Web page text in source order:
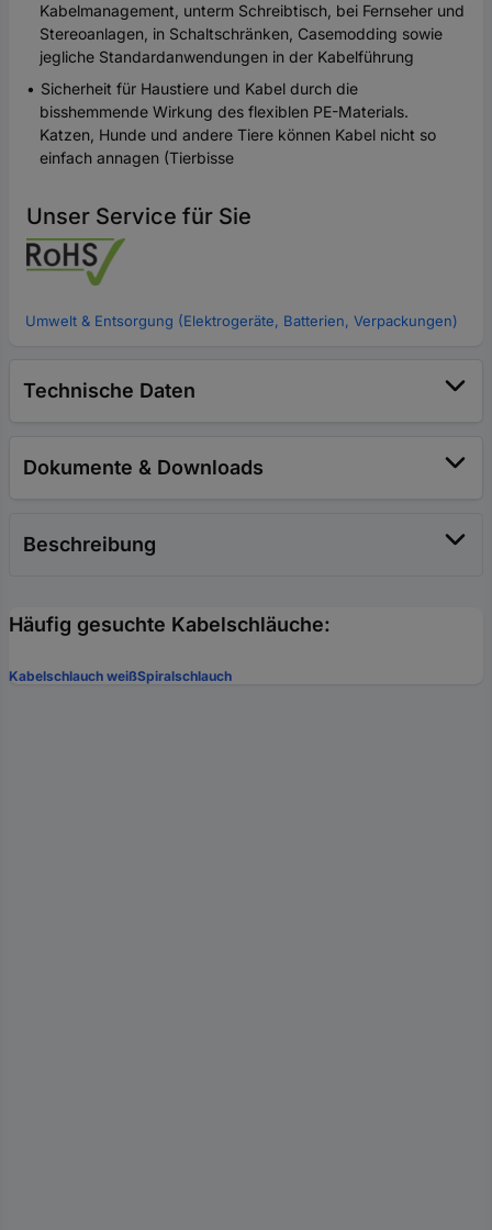
Kabelmanagement, unterm Schreibtisch, bei Fernseher und
Stereoanlagen, in Schaltschränken, Casemodding sowie
jegliche Standardanwendungen in der Kabelführung
Sicherheit für Haustiere und Kabel durch die
bisshemmende Wirkung des flexiblen PE-Materials.
Katzen, Hunde und andere Tiere können Kabel nicht so
einfach annagen (Tierbisse
Unser Service für Sie
Umwelt & Entsorgung (Elektrogeräte, Batterien, Verpackungen)
Technische Daten
Dokumente & Downloads
Beschreibung
Häufig gesuchte Kabelschläuche:
Kabelschlauch weißSpiralschlauch